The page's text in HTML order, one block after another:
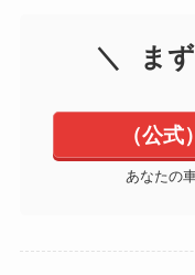
ま
（公
あなたの